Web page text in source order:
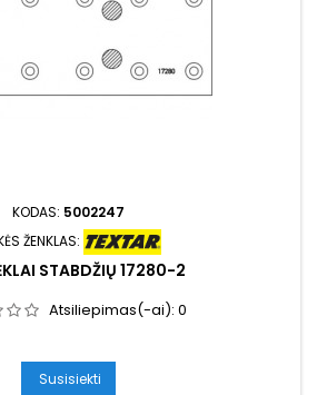
KODAS: 5002247
ŽENKLAS:
STABDŽIŲ 17280-2
Atsiliepimas(-ai): 0
Susisiekti